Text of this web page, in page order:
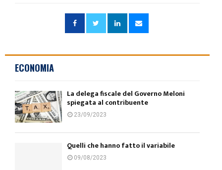
ECONOMIA
La delega fiscale del Governo Meloni
spiegata al contribuente
23/09/2023
Quelli che hanno fatto il variabile
09/08/2023